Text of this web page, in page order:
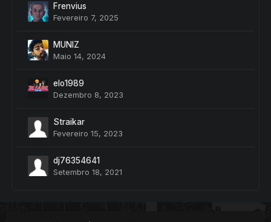
Frenvius
Fevereiro 7, 2025
MUNlZ
Maio 14, 2024
elo1989
Dezembro 8, 2023
Straikar
Fevereiro 15, 2023
dj76354641
Setembro 18, 2021